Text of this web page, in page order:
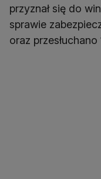
przyznał się do
sprawie
oraz